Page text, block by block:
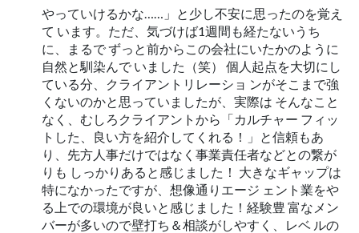
やっていけるかな……」と少し不安に思ったのを覚え
て います。ただ、気づけば1週間も経たないうち
に、まるで ずっと前からこの会社にいたかのように
自然と馴染んで いました（笑） 個人起点を大切にし
ている分、クライアントリレーショ ンがそこまで強
くないのかと思っていましたが、実際は そんなこと
なく、むしろクライアントから「カルチャー フィッ
トした、良い方を紹介してくれる！」と信頼もあ
り、先方人事だけではなく事業責任者などとの繋が
りも しっかりあると感じました！ 大きなギャップは
特になかったですが、想像通りエージ ェント業をや
る上での環境が良いと感じました！経験豊 富なメン
バーが多いので壁打ち＆相談がしやすく、レベ ルの